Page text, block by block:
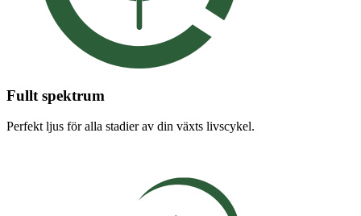
Fullt spektrum
Perfekt ljus för alla stadier av din växts livscykel.